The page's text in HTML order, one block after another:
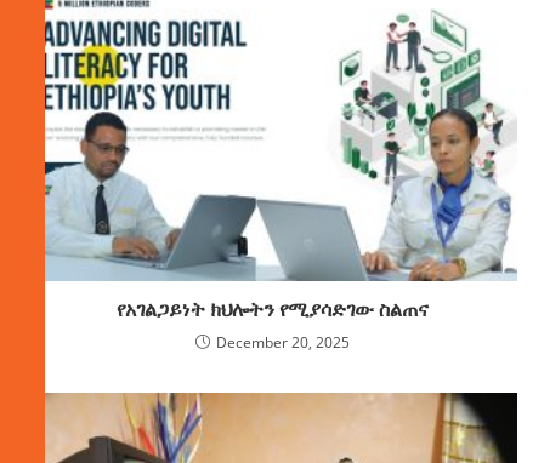
የአገልጋይነት ክህሎትን የሚያሳድገው ስልጠና
December 20, 2025